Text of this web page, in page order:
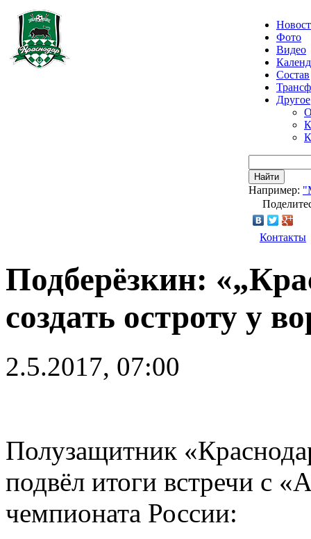
Фото
Видео
Состав
Другое
Найти
Например:
Контакты
Подберёзкин:
создать остроту у
2.5.2017, 07:00
Полузащитник
подвёл итоги встречи с
чемпионата России: